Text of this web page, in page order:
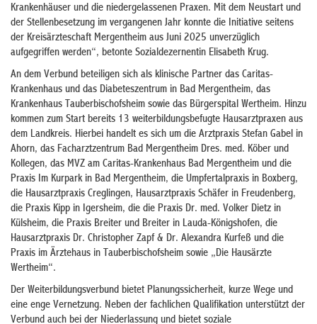
Krankenhäuser und die niedergelassenen Praxen. Mit dem Neustart und
der Stellenbesetzung im vergangenen Jahr konnte die Initiative seitens
der Kreisärzteschaft Mergentheim aus Juni 2025 unverzüglich
aufgegriffen werden“, betonte Sozialdezernentin Elisabeth Krug.
An dem Verbund beteiligen sich als klinische Partner das Caritas-
Krankenhaus und das Diabeteszentrum in Bad Mergentheim, das
Krankenhaus Tauberbischofsheim sowie das Bürgerspital Wertheim. Hinzu
kommen zum Start bereits 13 weiterbildungsbefugte Hausarztpraxen aus
dem Landkreis. Hierbei handelt es sich um die Arztpraxis Stefan Gabel in
Ahorn, das Facharztzentrum Bad Mergentheim Dres. med. Köber und
Kollegen, das MVZ am Caritas-Krankenhaus Bad Mergentheim und die
Praxis Im Kurpark in Bad Mergentheim, die Umpfertalpraxis in Boxberg,
die Hausarztpraxis Creglingen, Hausarztpraxis Schäfer in Freudenberg,
die Praxis Kipp in Igersheim, die die Praxis Dr. med. Volker Dietz in
Külsheim, die Praxis Breiter und Breiter in Lauda-Königshofen, die
Hausarztpraxis Dr. Christopher Zapf & Dr. Alexandra Kurfeß und die
Praxis im Ärztehaus in Tauberbischofsheim sowie „Die Hausärzte
Wertheim“.
Der Weiterbildungsverbund bietet Planungssicherheit, kurze Wege und
eine enge Vernetzung. Neben der fachlichen Qualifikation unterstützt der
Verbund auch bei der Niederlassung und bietet soziale